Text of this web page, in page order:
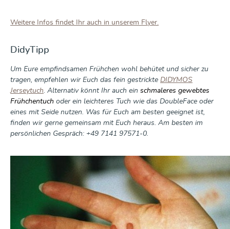
Weitere Infos findet Ihr auch in unserem Flyer.
DidyTipp
Um Eure empfindsamen Frühchen wohl behütet und sicher zu
tragen, empfehlen wir Euch das fein gestrickte DIDYMOS
Jerseytuch. Alternativ könnt Ihr auch ein schmaleres gewebtes
Frühchentuch oder ein leichteres Tuch wie das DoubleFace oder
eines mit Seide nutzen. Was für Euch am besten geeignet ist,
finden wir gerne gemeinsam mit Euch heraus. Am besten im
persönlichen Gespräch: +49 7141 97571-0.